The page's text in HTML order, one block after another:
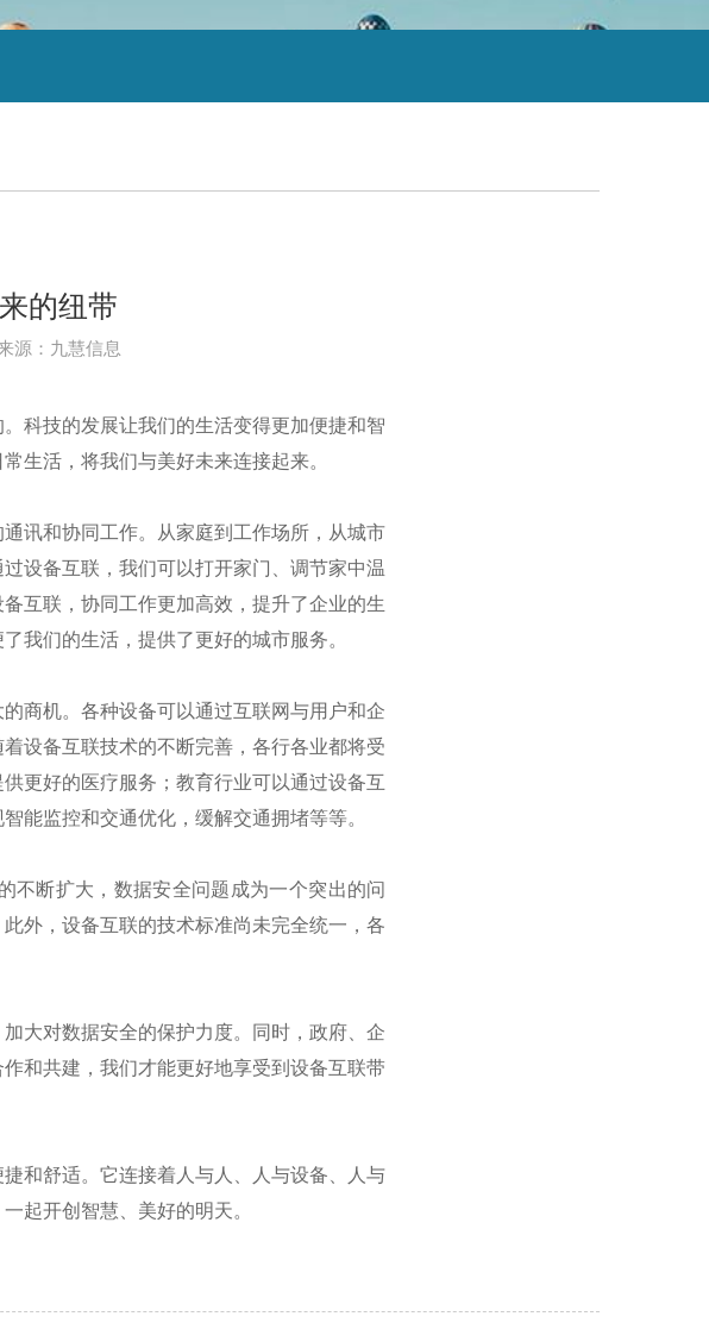
的纽带
源：九慧信息
科技的发展让我们的生活变得更加便捷和智
生活，将我们与美好未来连接起来。
讯和协同工作。从家庭到工作场所，从城市
设备互联，我们可以打开家门、调节家中温
互联，协同工作更加高效，提升了企业的生
我们的生活，提供了更好的城市服务。
商机。各种设备可以通过互联网与用户和企
设备互联技术的不断完善，各行各业都将受
更好的医疗服务；教育行业可以通过设备互
能监控和交通优化，缓解交通拥堵等等。
不断扩大，数据安全问题成为一个突出的问
外，设备互联的技术标准尚未完全统一，各
大对数据安全的保护力度。同时，政府、企
和共建，我们才能更好地享受到设备互联带
和舒适。它连接着人与人、人与设备、人与
起开创智慧、美好的明天。